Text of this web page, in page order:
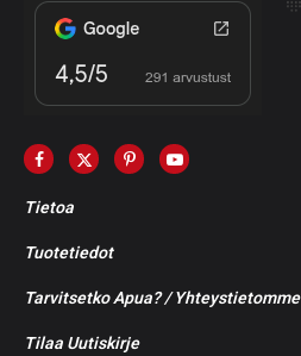
Tietoa
Tuotetiedot
Tarvitsetko Apua? / Yhteystietomme
Tilaa Uutiskirje